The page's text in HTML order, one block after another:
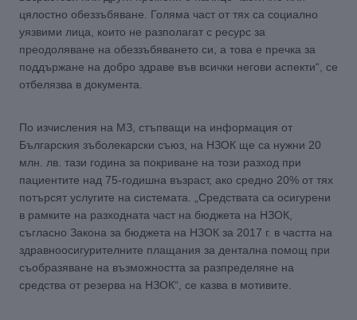
цялостно обеззъбяване. Голяма част от тях са социално
уязвими лица, които не разполагат с ресурс за
преодоляване на обеззъбяването си, а това е пречка за
поддържане на добро здраве във всички негови аспекти“, се
отбелязва в документа.
По изчисления на МЗ, стъпващи на информация от
Българския зъболекарски съюз, на НЗОК ще са нужни 20
млн. лв. тази година за покриване на този разход при
пациентите над 75-годишна възраст, ако средно 20% от тях
потърсят услугите на системата. „Средствата са осигурени
в рамките на разходната част на бюджета на НЗОК,
съгласно Закона за бюджета на НЗОК за 2017 г. в частта на
здравноосигурителните плащания за дентална помощ при
съобразяване на възможността за разпределяне на
средства от резерва на НЗОК“, се казва в мотивите.